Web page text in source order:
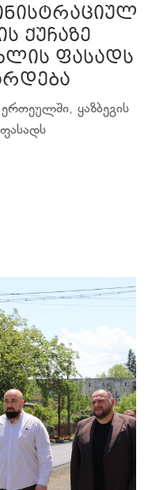
ქუჩაზე
ფასადს
ყაზბეგის